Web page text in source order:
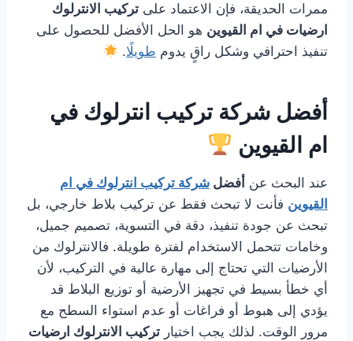
ممرات الحديقة، فإن الاعتماد على تركيب الانترلوك
ارضيات في ام القيوين هو الحل الأفضل للحصول على
تنفيذ احترافي وشكل راقٍ يدوم طويلًا.
أفضل شركة تركيب انترلوك في
ام القيوين
عند البحث عن أفضل شركة تركيب انترلوك في ام
القيوين فأنت لا تبحث فقط عن تركيب بلاط خارجي، بل
تبحث عن جودة تنفيذ، دقة في التسوية، تصميم جميل،
وخامات تتحمل الاستخدام لفترة طويلة. فالانترلوك من
الأرضيات التي تحتاج إلى مهارة عالية في التركيب، لأن
أي خطأ بسيط في تجهيز الأرضية أو توزيع البلاط قد
يؤدي إلى هبوط أو فراغات أو عدم استواء السطح مع
مرور الوقت. لذلك يجب اختيار تركيب الانترلوك ارضيات